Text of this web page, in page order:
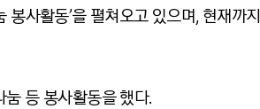
사활동’을 펼쳐오고 있으며, 현재까지
등 봉사활동을 했다.